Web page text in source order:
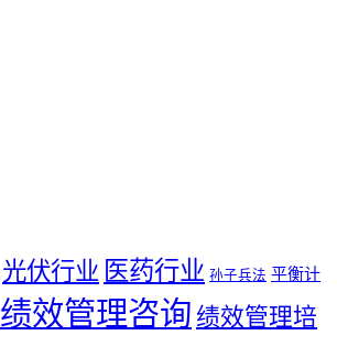
光伏行业 医药行业 孙子兵法 平衡计
绩效管理咨询 绩效管理培